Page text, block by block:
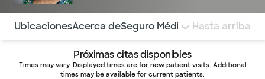
Utilice esta navegación para saltar rápidamente a
UbicacionesAcerca deSeguro Médico COMENTARIOS
Hasta arriba
Próximas citas disponibles
Times may vary. Displayed times are for new patient visits. Additional
times may be available for current patients.